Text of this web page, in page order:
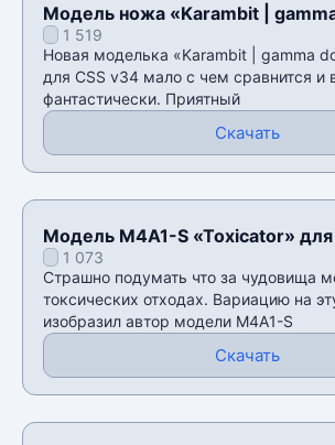
Модель ножа «Karambit |
phase 3» для CSS v34
1 519
Новая моделька «Karambit | gamma
для CSS v34 мало с чем сравнится и
фантастически. Приятный
Скачать
Модель M4A1-S «Toxicator» для
1 073
Страшно подумать что за чудовища
токсических отходах. Вариацию на
изобразил автор модели M4A1-S
Скачать